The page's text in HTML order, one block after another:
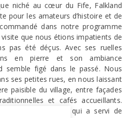
niché au cœur du Fife, Falkland
pour les amateurs d’histoire et de
dans notre programme
visite que nous étions impatients de
pas été déçus. Avec ses ruelles
en pierre et son ambiance
semble figé dans le passé. Nous
ses petites rues, en nous laissant
paisible du village, entre façades
et cafés accueillants.
d’Outlander, qui a servi de